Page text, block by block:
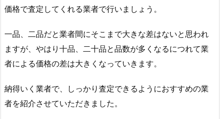
価格で査定してくれる業者で行いましょう。
一品、二品だと業者間にそこまで大きな差はないと思われ
ますが、やはり十品、二十品と品数が多くなるにつれて業
者による価格の差は大きくなっていきます。
納得いく業者で、しっかり査定できるようにおすすめの業
者を紹介させていただきました。